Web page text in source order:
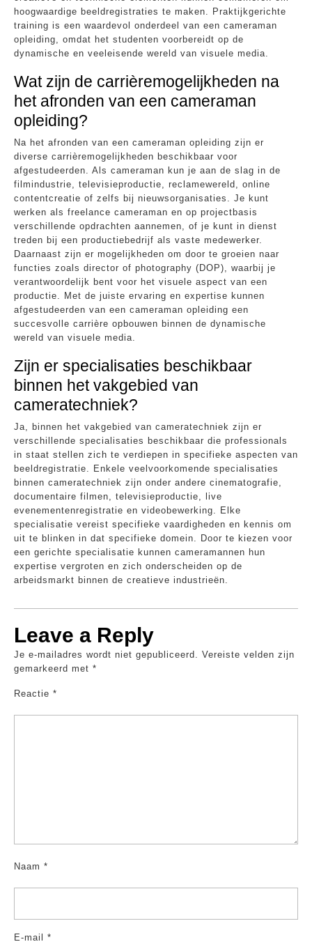
hoogwaardige beeldregistraties te maken. Praktijkgerichte
training is een waardevol onderdeel van een cameraman
opleiding, omdat het studenten voorbereidt op de
dynamische en veeleisende wereld van visuele media.
Wat zijn de carrièremogelijkheden na
het afronden van een cameraman
opleiding?
Na het afronden van een cameraman opleiding zijn er
diverse carrièremogelijkheden beschikbaar voor
afgestudeerden. Als cameraman kun je aan de slag in de
filmindustrie, televisieproductie, reclamewereld, online
contentcreatie of zelfs bij nieuwsorganisaties. Je kunt
werken als freelance cameraman en op projectbasis
verschillende opdrachten aannemen, of je kunt in dienst
treden bij een productiebedrijf als vaste medewerker.
Daarnaast zijn er mogelijkheden om door te groeien naar
functies zoals director of photography (DOP), waarbij je
verantwoordelijk bent voor het visuele aspect van een
productie. Met de juiste ervaring en expertise kunnen
afgestudeerden van een cameraman opleiding een
succesvolle carrière opbouwen binnen de dynamische
wereld van visuele media.
Zijn er specialisaties beschikbaar
binnen het vakgebied van
cameratechniek?
Ja, binnen het vakgebied van cameratechniek zijn er
verschillende specialisaties beschikbaar die professionals
in staat stellen zich te verdiepen in specifieke aspecten van
beeldregistratie. Enkele veelvoorkomende specialisaties
binnen cameratechniek zijn onder andere cinematografie,
documentaire filmen, televisieproductie, live
evenementenregistratie en videobewerking. Elke
specialisatie vereist specifieke vaardigheden en kennis om
uit te blinken in dat specifieke domein. Door te kiezen voor
een gerichte specialisatie kunnen cameramannen hun
expertise vergroten en zich onderscheiden op de
arbeidsmarkt binnen de creatieve industrieën.
Leave a Reply
Je e-mailadres wordt niet gepubliceerd. Vereiste velden zijn
gemarkeerd met *
Reactie *
Naam *
E-mail *